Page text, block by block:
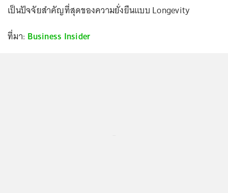
เป็นปัจจัยสำคัญที่สุดของความยั่งยืนแบบ Longevity
ที่มา: Business Insider